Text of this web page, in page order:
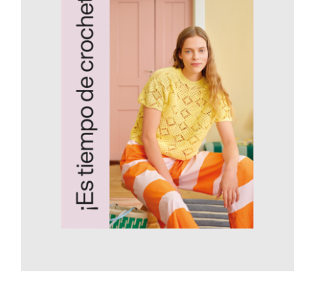
AÑADIR AL CARRITO
/
DETALLES